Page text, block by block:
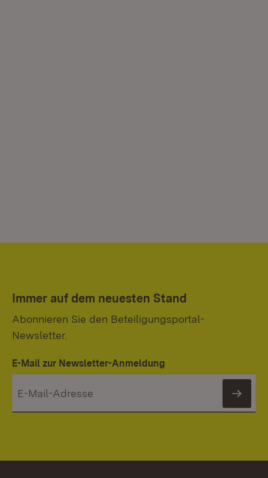
Immer auf dem neuesten Stand
Abonnieren Sie den Beteiligungsportal-
Newsletter.
E-Mail zur Newsletter-Anmeldung